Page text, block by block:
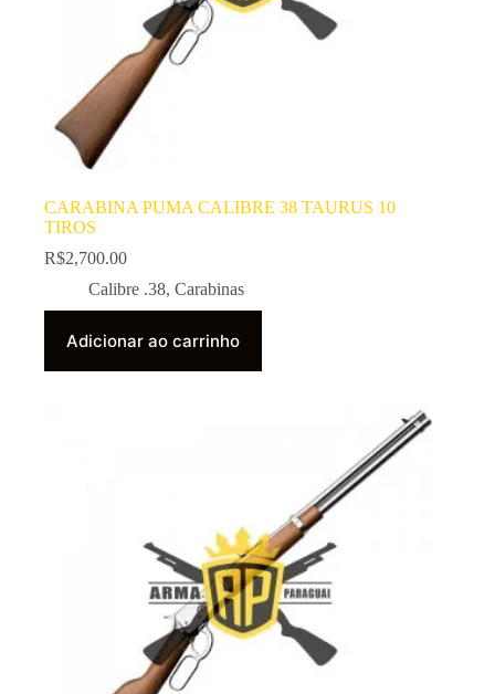
CARABINA PUMA CALIBRE 38 TAURUS 10
TIROS
R$2,700.00
Calibre .38, Carabinas
Adicionar ao carrinho